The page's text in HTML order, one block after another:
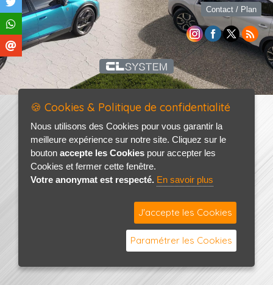
Contact / Plan
🍪 Cookies & Politique de confidentialité
Nous utilisons des Cookies pour vous garantir la
meilleure expérience sur notre site. Cliquez sur le
bouton accepte les Cookies pour accepter les
Cookies et fermer cette fenêtre.
Votre anonymat est respecté. En savoir plus
J'accepte les Cookies
Paramétrer les Cookies